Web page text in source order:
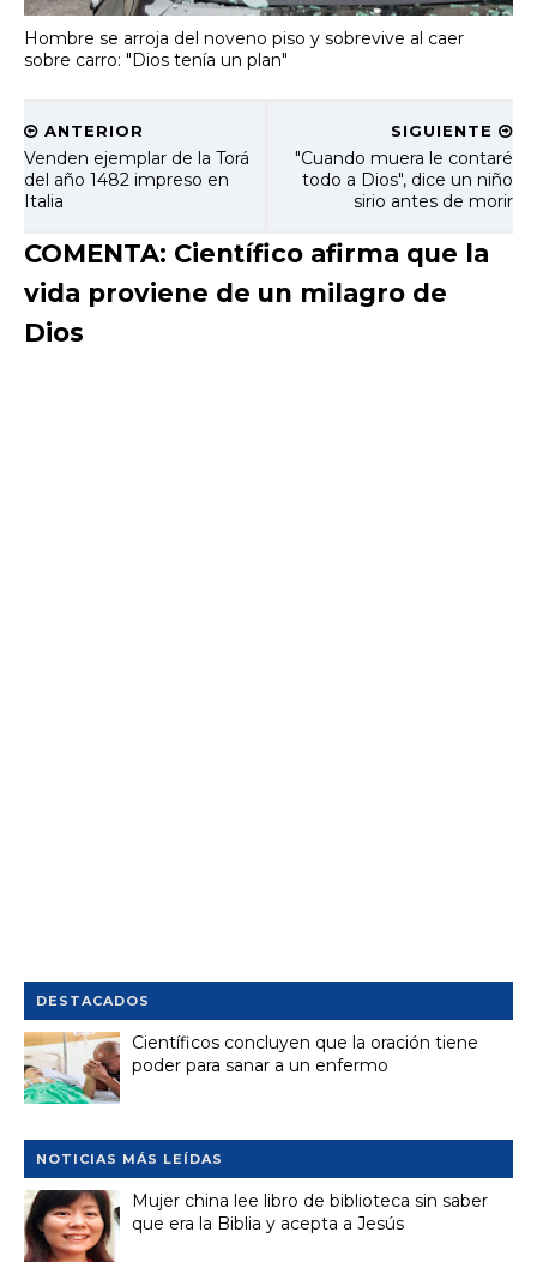
Hombre se arroja del noveno piso y sobrevive al caer
sobre carro: "Dios tenía un plan"
SIGUIENTE
"Cuando muera le contaré
todo a Dios", dice un niño
sirio antes de morir
ANTERIOR
Venden ejemplar de la Torá
del año 1482 impreso en
Italia
COMENTA: Científico afirma que la
vida proviene de un milagro de
Dios
DESTACADOS
Científicos concluyen que la oración tiene
poder para sanar a un enfermo
NOTICIAS MÁS LEÍDAS
Mujer china lee libro de biblioteca sin saber
que era la Biblia y acepta a Jesús